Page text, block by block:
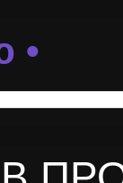
•